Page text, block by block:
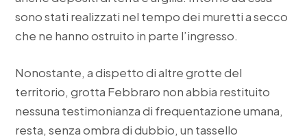
sono stati realizzati nel tempo dei muretti a secco
che ne hanno ostruito in parte l’ingresso.
Nonostante, a dispetto di altre grotte del
territorio, grotta Febbraro non abbia restituito
nessuna testimonianza di frequentazione umana,
resta, senza ombra di dubbio, un tassello